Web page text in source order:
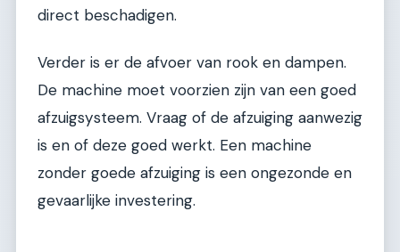
direct beschadigen.
Verder is er de afvoer van rook en dampen.
De machine moet voorzien zijn van een goed
afzuigsysteem. Vraag of de afzuiging aanwezig
is en of deze goed werkt. Een machine
zonder goede afzuiging is een ongezonde en
gevaarlijke investering.